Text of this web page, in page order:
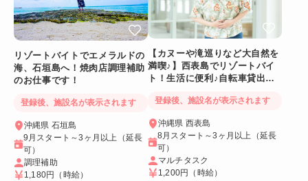
リゾートバイトでエメラルドの
海、石垣島へ！焼肉店調理補助
のお仕事です！
登録後、施設名が表示されます
沖縄県 石垣島
9月スタート～3ヶ月以上（延長
可）
調理補助
1,180円
（時給）
【カヌーや滝巡りなど大自然を
満喫♪】西表島でリゾートバイ
ト！生活に便利♪自転車貸出あ
登録後、施設名が表示されます
沖縄県 西表島
8月スタート～3ヶ月以上（延長
可）
マルチタスク
1,200円
（時給）